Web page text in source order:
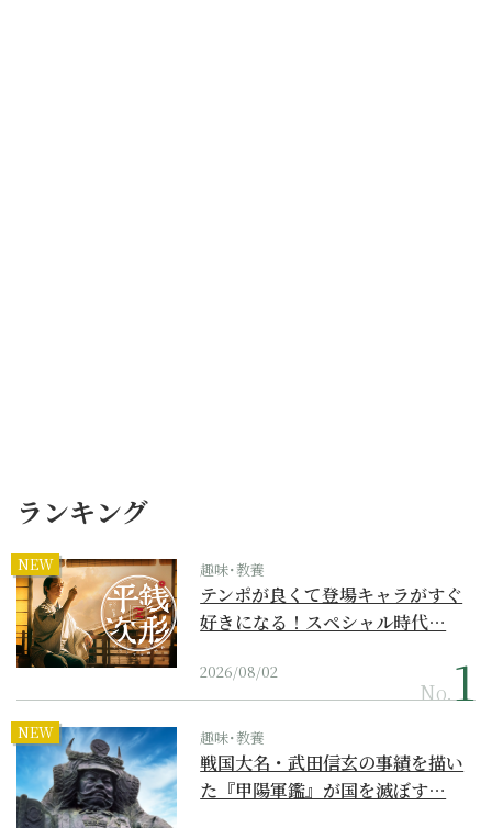
ランキング
NEW 趣味･教養
テンポが良くて登場キャラがすぐ
好きになる！スペシャル時代…
2026/08/02
No.
NEW 趣味･教養
戦国大名・武田信玄の事績を描い
た『甲陽軍鑑』が国を滅ぼす…